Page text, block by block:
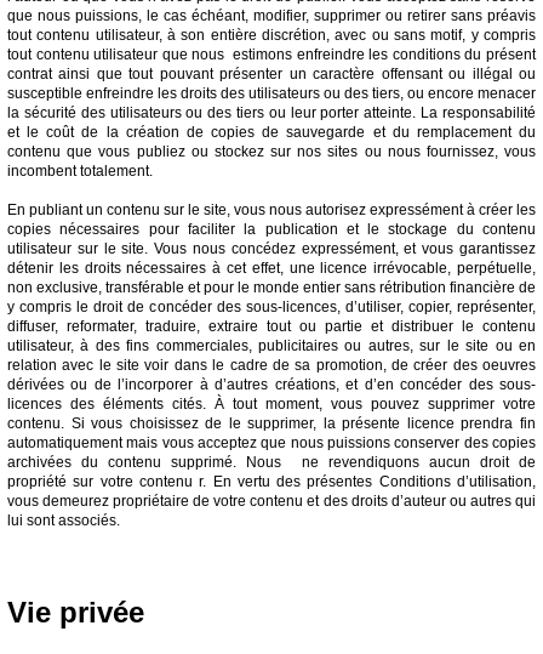
que nous puissions, le cas échéant, modifier, supprimer ou retirer sans préavis
tout contenu utilisateur, à son entière discrétion, avec ou sans motif, y compris
tout contenu utilisateur que nous estimons enfreindre les conditions du présent
contrat ainsi que tout pouvant présenter un caractère offensant ou illégal ou
susceptible enfreindre les droits des utilisateurs ou des tiers, ou encore menacer
la sécurité des utilisateurs ou des tiers ou leur porter atteinte. La responsabilité
et le coût de la création de copies de sauvegarde et du remplacement du
contenu que vous publiez ou stockez sur nos sites ou nous fournissez, vous
incombent totalement.
En publiant un contenu sur le site, vous nous autorisez expressément à créer les
copies nécessaires pour faciliter la publication et le stockage du contenu
utilisateur sur le site. Vous nous concédez expressément, et vous garantissez
détenir les droits nécessaires à cet effet, une licence irrévocable, perpétuelle,
non exclusive, transférable et pour le monde entier sans rétribution financière de
y compris le droit de concéder des sous-licences, d’utiliser, copier, représenter,
diffuser, reformater, traduire, extraire tout ou partie et distribuer le contenu
utilisateur, à des fins commerciales, publicitaires ou autres, sur le site ou en
relation avec le site voir dans le cadre de sa promotion, de créer des oeuvres
dérivées ou de l’incorporer à d’autres créations, et d’en concéder des sous-
licences des éléments cités. À tout moment, vous pouvez supprimer votre
contenu. Si vous choisissez de le supprimer, la présente licence prendra fin
automatiquement mais vous acceptez que nous puissions conserver des copies
archivées du contenu supprimé. Nous ne revendiquons aucun droit de
propriété sur votre contenu r. En vertu des présentes Conditions d’utilisation,
vous demeurez propriétaire de votre contenu et des droits d’auteur ou autres qui
lui sont associés.
Vie privée